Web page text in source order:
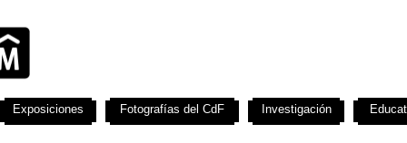
Exposiciones Fotografías del CdF Investigación